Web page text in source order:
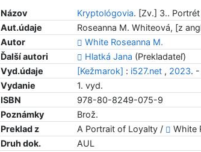
Názov Kryptológovia. [Zv.] 3..
Aut.údaje
Roseanna M. Whiteová, [z
Autor
White Roseanna M.
Ďalší autori
Hlatká Jana (Prekladateľ)
Vyd.údaje
[Kežmarok] : i527.net , 2023.
Vydanie
1. vyd.
ISBN
978-80-8249-075-9
Poznámky
Brož.
Preklad z
A Portrait of Loyalty /
White
Druh dok.
AUL